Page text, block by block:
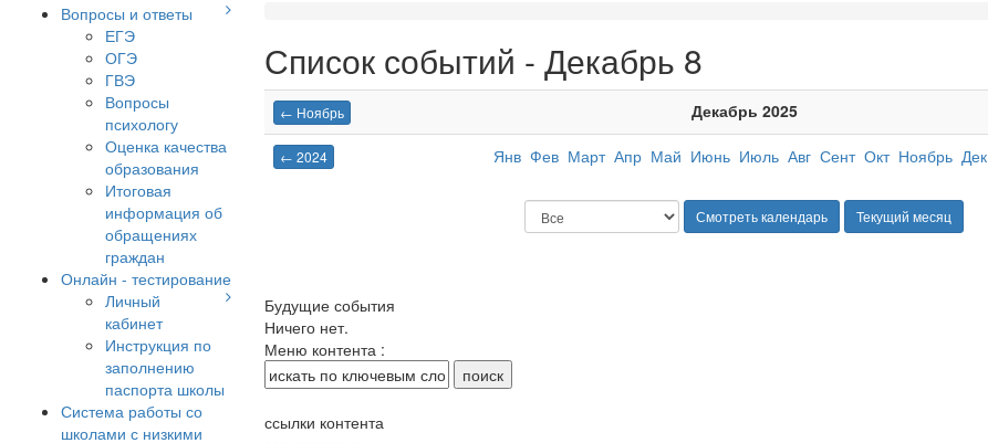
Вопросы и ответы
ЕГЭ
ОГЭ
ГВЭ
Вопросы
психологу
Оценка качества
образования
Итоговая
информация об
обращениях
граждан
Онлайн - тестирование
Личный
кабинет
Инструкция по
заполнению
паспорта школы
Система работы со
школами с низкими
Список событий - Декабрь 8
← Ноябрь Декабрь 2025
← 2024 Янв Фев Март Апр Май Июнь Июль Авг Сент Окт Ноябрь Дек
Будущие события
Ничего нет.
Меню контента :
ссылки контента